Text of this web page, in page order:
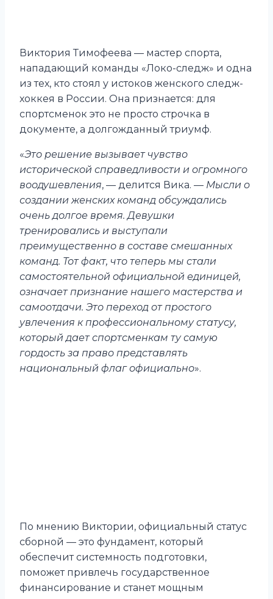
Виктория Тимофеева — мастер спорта,
нападающий команды «Локо-следж» и одна
из тех, кто стоял у истоков женского следж-
хоккея в России. Она признается: для
спортсменок это не просто строчка в
документе, а долгожданный триумф.
«Это решение вызывает чувство
исторической справедливости и огромного
воодушевления, — делится Вика. — Мысли о
создании женских команд обсуждались
очень долгое время. Девушки
тренировались и выступали
преимущественно в составе смешанных
команд. Тот факт, что теперь мы стали
самостоятельной официальной единицей,
означает признание нашего мастерства и
самоотдачи. Это переход от простого
увлечения к профессиональному статусу,
который дает спортсменкам ту самую
гордость за право представлять
национальный флаг официально».
По мнению Виктории, официальный статус
сборной — это фундамент, который
обеспечит системность подготовки,
поможет привлечь государственное
финансирование и станет мощным